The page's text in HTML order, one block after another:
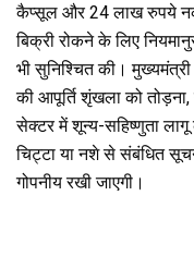
कैप्सूल और 24 लाख रुपये
बिक्री रोकने के लिए
भी सुनिश्चित की। मुख्यमंत्री
की आपूर्ति शृंखला को
सेक्टर में शून्य-सहिष्णुता
चिट्टा या नशे से संबंधित
गोपनीय रखी जाएगी।